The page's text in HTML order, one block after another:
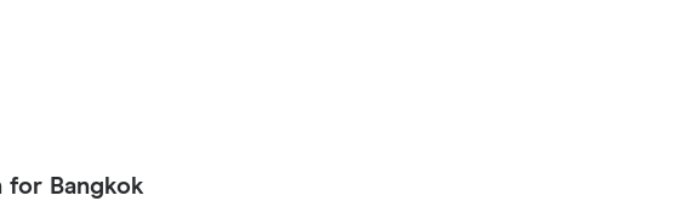
for Bangkok